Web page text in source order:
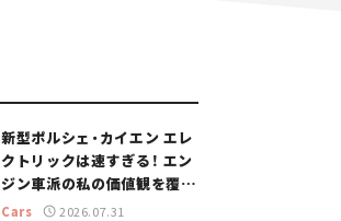
新型ポルシェ・カイエン エレ
クトリックは速すぎる！ エン
ジン車派の私の価値観を覆し
た、新しいポルシェの走り。
Cars 2026.07.31